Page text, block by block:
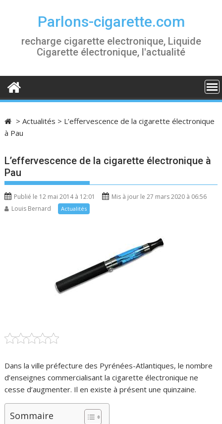
c
n
Parlons-cigarette.com
recharge cigarette electronique, Liquide
Cigarette électronique, l'actualité
>Actualités > L’effervescence de la cigarette électronique
à Pau
L’effervescence de la cigarette électronique à
Pau
Publié le 12 mai 2014 à 12:01
Mis à jour le 27 mars 2020 à 06:56
Louis Bernard
Actualités
Dans la ville préfecture des Pyrénées-Atlantiques, le nombre
d’enseignes commercialisant la cigarette électronique ne
cesse d’augmenter. Il en existe à présent une quinzaine.
Sommaire